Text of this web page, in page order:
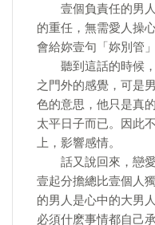
壹個負責任的男人
的重任，無需愛人操
會給妳壹句「妳別管」
聽到這話的時候，
之門外的感覺，可是
色的意思，他只是真
太平日子而已。因此
上，影響感情。
話又說回來，戀愛
壹起分擔總比壹個人
的男人是心中的大男
必須什麽事情都自己